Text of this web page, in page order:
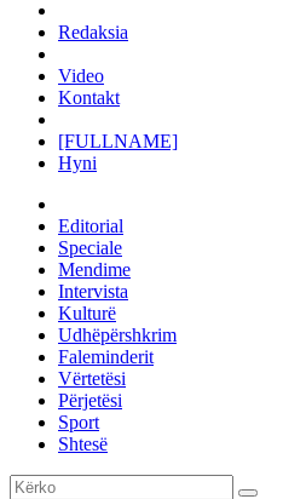
Redaksia
Video
Kontakt
[FULLNAME]
Hyni
Editorial
Speciale
Mendime
Intervista
Kulturë
Udhëpërshkrim
Faleminderit
Vërtetësi
Përjetësi
Sport
Shtesë